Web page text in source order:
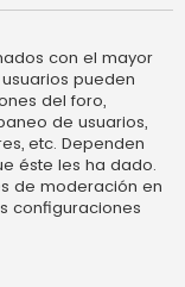
con el mayor
pueden
del foro,
de usuarios,
etc. Dependen
éste les ha dado.
de moderación en
configuraciones